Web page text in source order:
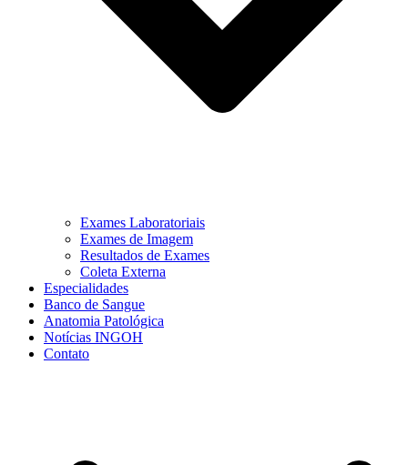
Exames Laboratoriais
Exames de Imagem
Resultados de Exames
Coleta Externa
Especialidades
Banco de Sangue
Anatomia Patológica
Notícias INGOH
Contato